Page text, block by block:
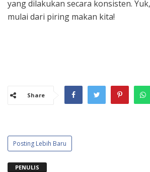
yang dilakukan secara konsisten.
mulai dari piring makan kita!
Share
Posting Lebih Baru
PENULIS